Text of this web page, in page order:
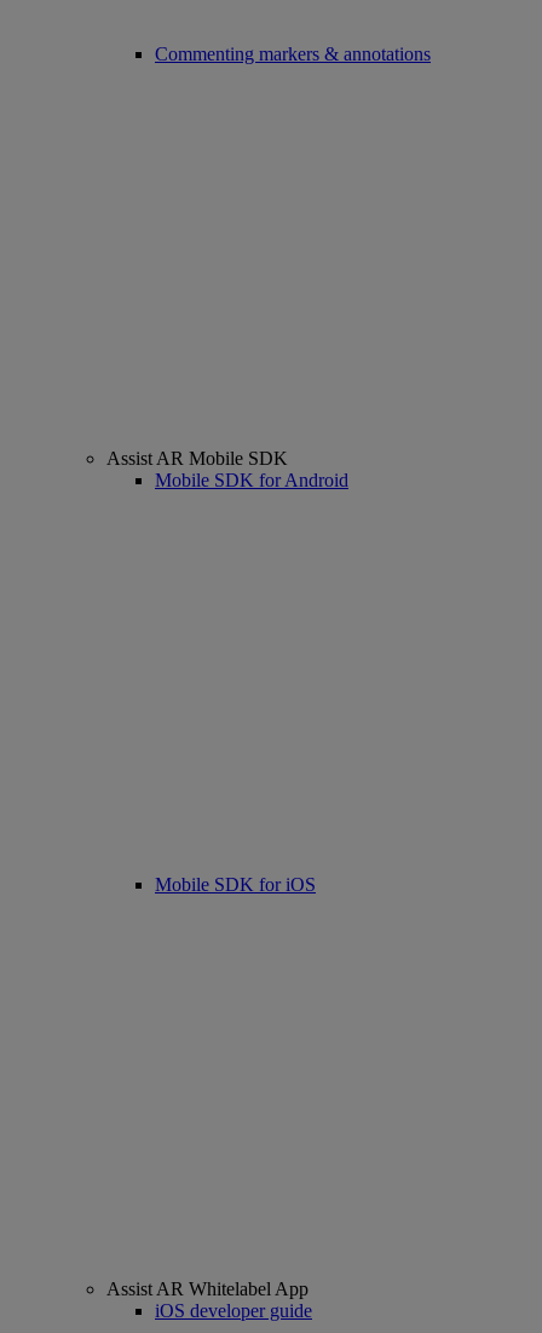
Commenting markers & annotations
Assist AR Mobile SDK
Mobile SDK for Android
Mobile SDK for iOS
Assist AR Whitelabel App
iOS developer guide